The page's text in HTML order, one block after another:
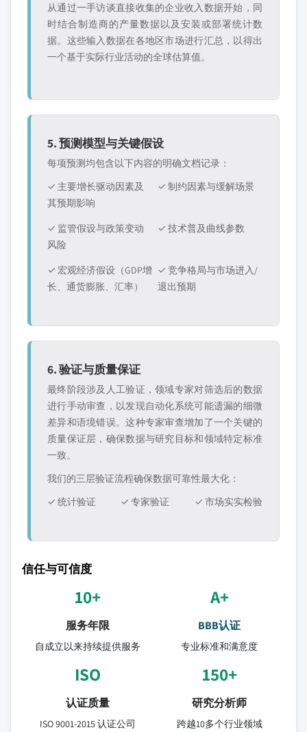
从通过一手访谈直接收集的企业收入数据开始，同
时结合制造商的产量数据以及安装或部署统计数
据。这些输入数据在各地区市场进行汇总，以得出
一个基于实际行业活动的全球估算值。
5. 预测模型与关键假设
每项预测均包含以下内容的明确文档记录：
✓ 主要增长驱动因素及
其预期影响
✓ 制约因素与缓解场景
✓ 监管假设与政策变动
风险
✓ 技术普及曲线参数
✓ 宏观经济假设（GDP增
长、通货膨胀、汇率）
✓ 竞争格局与市场进入/
退出预期
6. 验证与质量保证
最终阶段涉及人工验证，领域专家对筛选后的数据
进行手动审查，以发现自动化系统可能遗漏的细微
差异和语境错误。这种专家审查增加了一个关键的
质量保证层，确保数据与研究目标和领域特定标准
一致。
我们的三层验证流程确保数据可靠性最大化：
✓ 统计验证
✓ 专家验证 ✓ 市场实实检验
信任与可信度
10+
服务年限
自成立以来持续提供服务
A+
BBB认证
专业标准和满意度
ISO
认证质量
ISO 9001-2015 认证公司
150+
研究分析师
跨越10多个行业领域